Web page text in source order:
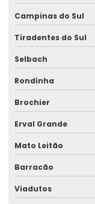
Campinas do Sul
Tiradentes do Sul
Selbach
Rondinha
Brochier
Erval Grande
Mato Leitão
Barracão
Viadutos